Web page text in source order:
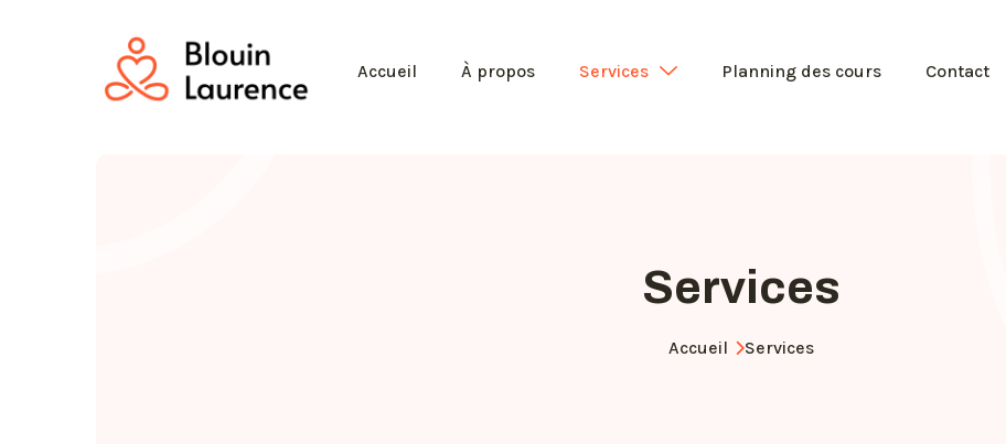
Accueil À propos Services Planning des cours Contact
Services
Accueil Services